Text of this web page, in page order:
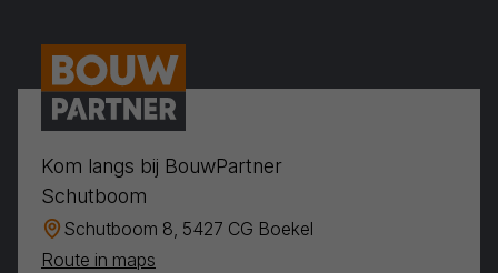
Kom langs bij BouwPartner
Schutboom
Schutboom 8, 5427 CG Boekel
Route in maps